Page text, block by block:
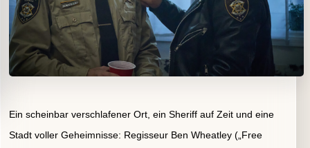
Ein scheinbar verschlafener Ort, ein Sheriff auf Zeit und eine
Stadt voller Geheimnisse: Regisseur Ben Wheatley („Free